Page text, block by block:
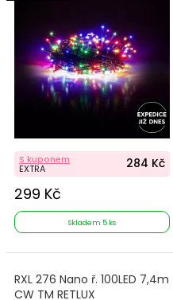
S kuponem
EXTRA 284 Kč
299 Kč
Skladem 5 ks
RXL 276 Nano ř. 100LED 7,4m
CW TM RETLUX